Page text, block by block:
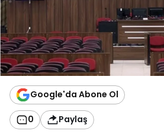
Google'da Abone Ol
0 Paylaş